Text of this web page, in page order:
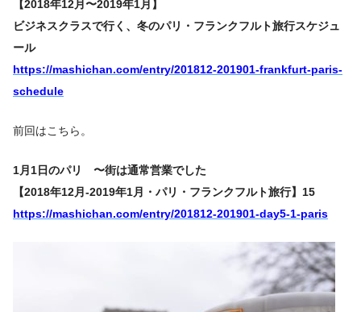
【2018年12月〜2019年1月】
ビジネスクラスで行く、冬のパリ・フランクフルト旅行スケジュ
ール
https://mashichan.com/entry/201812-201901-frankfurt-paris-
schedule
前回はこちら。
1月1日のパリ 〜街は通常営業でした
【2018年12月-2019年1月・パリ・フランクフルト旅行】15
https://mashichan.com/entry/201812-201901-day5-1-paris